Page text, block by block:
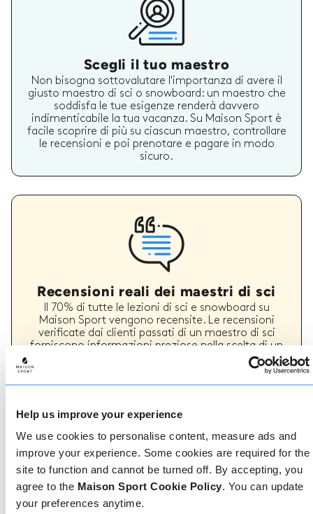
Help us improve your experience
We use cookies to personalise content, measure ads and
improve your experience. Some cookies are required for the
site to function and cannot be turned off. By accepting, you
agree to the Maison Sport Cookie Policy. You can update
your preferences anytime.
Scegli il tuo maestro
Non bisogna sottovalutare l'importanza di avere il
giusto maestro di sci o snowboard: un maestro che
soddisfa le tue esigenze renderà davvero
indimenticabile la tua vacanza. Su Maison Sport è
facile scoprire di più su ciascun maestro, controllare
le recensioni e poi prenotare e pagare in modo
sicuro.
Recensioni reali dei maestri di sci
Il 70% di tutte le lezioni di sci e snowboard su
Maison Sport vengono recensite. Le recensioni
verificate dai clienti passati di un maestro di sci
forniscono informazioni preziose nella scelta di un
maestro. Puoi vedere se un maestro offre
regolarmente un servizio di alta qualità e i tipi di
lezioni di sci o snowboard che ha fornito in passato.
Come prenotare
Prenotare con noi non potrebbe essere più
semplice, il nostro team di esperti è sempre a
disposizione per aiutarvi: prenotate subito online